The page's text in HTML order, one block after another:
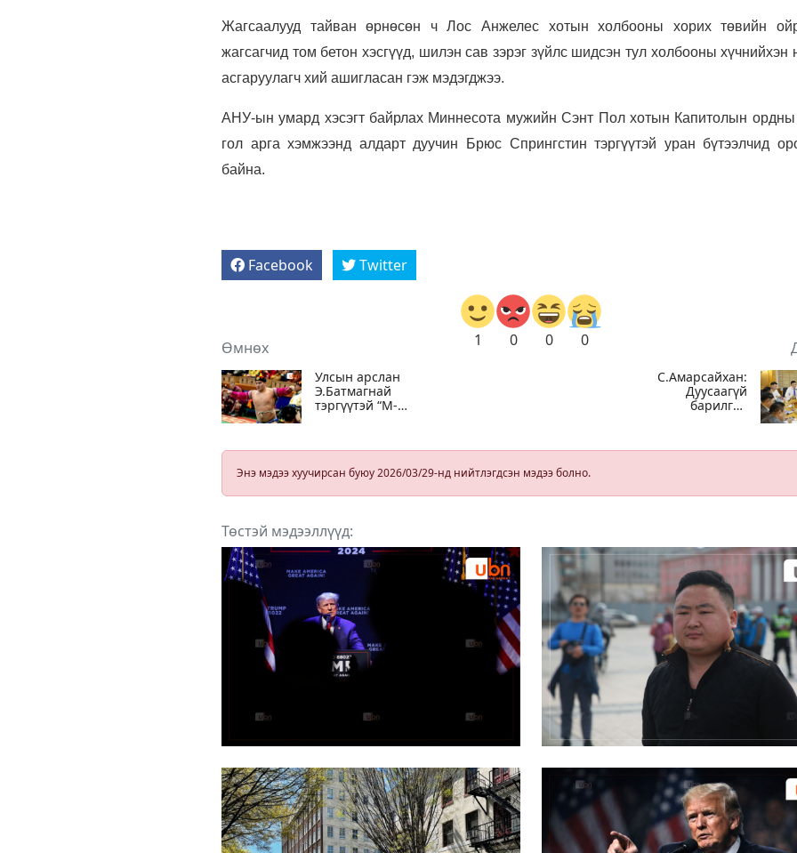
Жагсаалууд тайван өрнөсөн ч Лос Анжелес хотын холбооны хорих төвийн
жагсагчид том бетон хэсгүүд, шилэн сав зэрэг зүйлс шидсэн тул холбооны хүчнийхэн
асгаруулагч хий ашигласан гэж мэдэгджээ.
АНУ-ын умард хэсэгт байрлах Миннесота мужийн Сэнт Пол хотын Капитолын
гол арга хэмжээнд алдарт дуучин Брюс Спрингстин тэргүүтэй уран бүтээлчид
байна.
Facebook Twitter
1 0 0 0
Өмнөх
Улсын арслан
Э.Батмагнай
тэргүүтэй “М-
тэргүүлж байна
С.Амарсайхан:
Дуусаагүй
барилгад
зөвшөөрөл
Энэ мэдээ хуучирсан буюу 2026/03/29-нд нийтлэгдсэн мэдээ болно.
Төстэй мэдээллүүд: